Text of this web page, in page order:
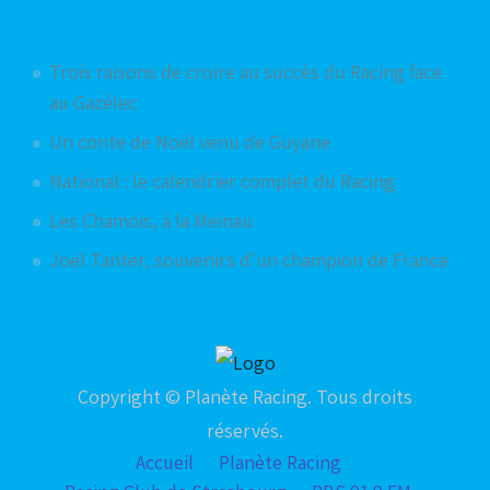
Trois raisons de croire au succès du Racing face
au Gazélec
Un conte de Noël venu de Guyane
National : le calendrier complet du Racing
Les Chamois, à la Meinau
Joël Tanter, souvenirs d'un champion de France
Copyright © Planète Racing. Tous droits
réservés.
Accueil
Planète Racing